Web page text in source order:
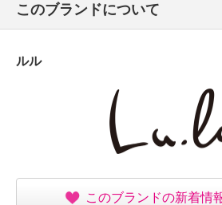
このブランドについて
ルル
このブランドの新着情